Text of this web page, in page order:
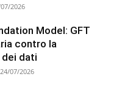
2026
Model: GFT
contro la
dati
24/07/2026